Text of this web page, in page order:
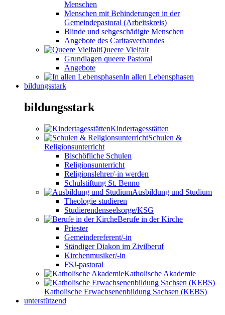
Menschen
Menschen mit Behinderungen in der
Gemeindepastoral (Arbeitskreis)
Blinde und sehgeschädigte Menschen
Angebote des Caritasverbandes
Queere Vielfalt
Grundlagen queere Pastoral
Angebote
In allen Lebensphasen
bildungsstark
bildungsstark
Kindertagesstätten
Schulen &
Religionsunterricht
Bischöfliche Schulen
Religionsunterricht
Religionslehrer/-in werden
Schulstiftung St. Benno
Ausbildung und Studium
Theologie studieren
Studierendenseelsorge/KSG
Berufe in der Kirche
Priester
Gemeindereferent/-in
Ständiger Diakon im Zivilberuf
Kirchenmusiker/-in
FSJ-pastoral
Katholische Akademie
Katholische Erwachsenenbildung Sachsen (KEBS)
unterstützend